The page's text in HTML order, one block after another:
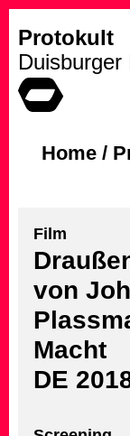
Protokult
Duisburger
Home/
Film
von
Macht
DE